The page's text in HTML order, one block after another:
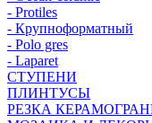
- Protiles
- Крупноформатный
- Polo gres
- Laparet
СТУПЕНИ
ПЛИНТУСЫ
РЕЗКА